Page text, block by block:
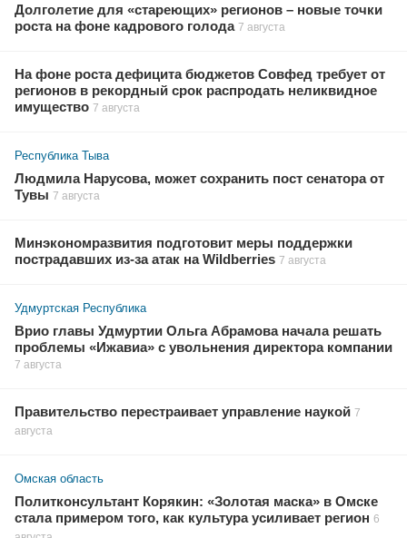
Долголетие для «стареющих» регионов – новые точки
роста на фоне кадрового голода 7 августа
На фоне роста дефицита бюджетов Совфед требует от
регионов в рекордный срок распродать неликвидное
имущество 7 августа
Республика Тыва
Людмила Нарусова, может сохранить пост сенатора от
Тувы 7 августа
Минэкономразвития подготовит меры поддержки
пострадавших из-за атак на Wildberries 7 августа
Удмуртская Республика
Врио главы Удмуртии Ольга Абрамова начала решать
проблемы «Ижавиа» с увольнения директора компании
7 августа
Правительство перестраивает управление наукой 7
августа
Омская область
Политконсультант Корякин: «Золотая маска» в Омске
стала примером того, как культура усиливает регион 6